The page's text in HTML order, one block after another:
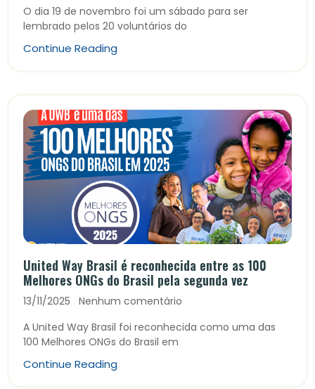
O dia 19 de novembro foi um sábado para ser
lembrado pelos 20 voluntários do
Continue Reading
United Way Brasil é reconhecida entre as 100
Melhores ONGs do Brasil pela segunda vez
13/11/2025
Nenhum comentário
A United Way Brasil foi reconhecida como uma das
100 Melhores ONGs do Brasil em
Continue Reading